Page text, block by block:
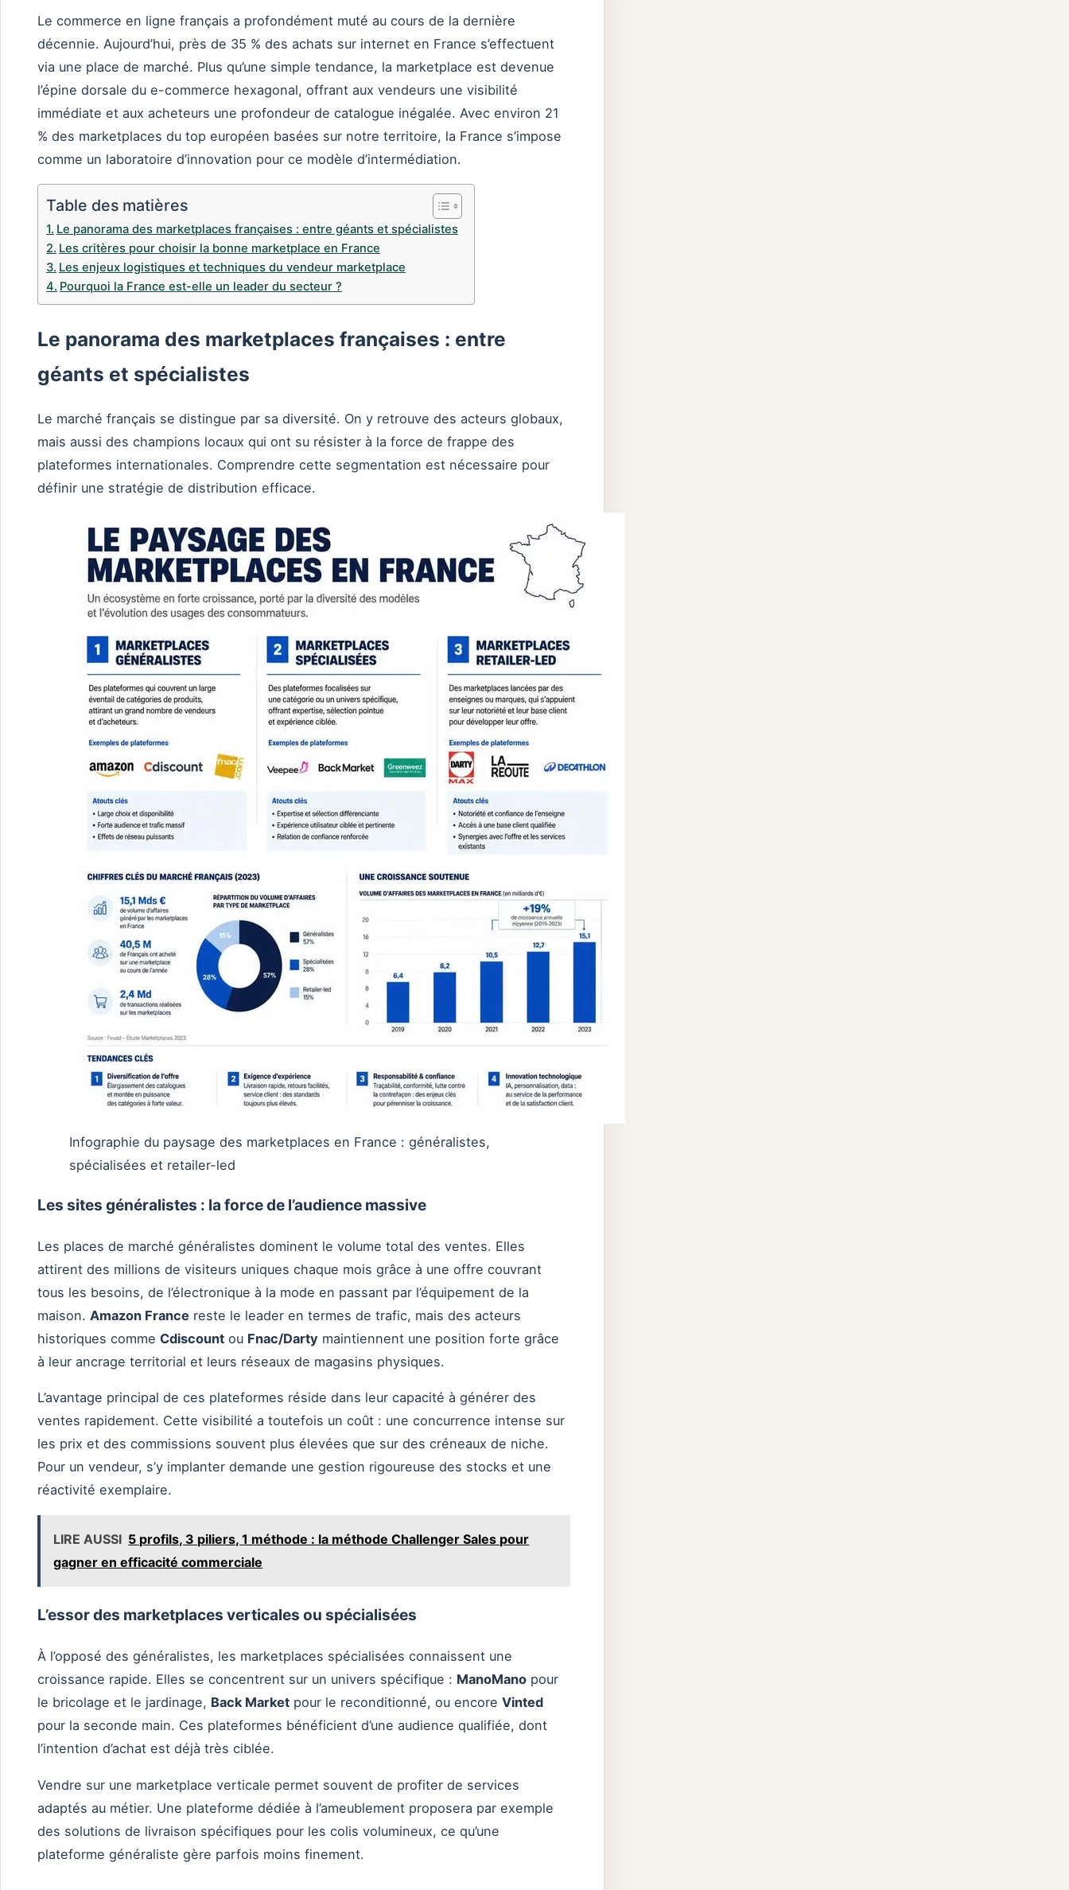
Le commerce en ligne français a profondément muté au cours de la dernière
décennie. Aujourd’hui, près de 35 % des achats sur internet en France s’effectuent
via une place de marché. Plus qu’une simple tendance, la marketplace est devenue
l’épine dorsale du e-commerce hexagonal, offrant aux vendeurs une visibilité
immédiate et aux acheteurs une profondeur de catalogue inégalée. Avec environ 21
% des marketplaces du top européen basées sur notre territoire, la France s’impose
comme un laboratoire d’innovation pour ce modèle d’intermédiation.
Table des matières
Le panorama des marketplaces françaises : entre géants et spécialistes
Les critères pour choisir la bonne marketplace en France
Les enjeux logistiques et techniques du vendeur marketplace
Pourquoi la France est-elle un leader du secteur ?
Le panorama des marketplaces françaises : entre
géants et spécialistes
Le marché français se distingue par sa diversité. On y retrouve des acteurs globaux,
mais aussi des champions locaux qui ont su résister à la force de frappe des
plateformes internationales. Comprendre cette segmentation est nécessaire pour
définir une stratégie de distribution efficace.
Infographie du paysage des marketplaces en France : généralistes,
spécialisées et retailer-led
Les sites généralistes : la force de l’audience massive
Les places de marché généralistes dominent le volume total des ventes. Elles
attirent des millions de visiteurs uniques chaque mois grâce à une offre couvrant
tous les besoins, de l’électronique à la mode en passant par l’équipement de la
maison. Amazon France reste le leader en termes de trafic, mais des acteurs
historiques comme Cdiscount ou Fnac/Darty maintiennent une position forte grâce
à leur ancrage territorial et leurs réseaux de magasins physiques.
L’avantage principal de ces plateformes réside dans leur capacité à générer des
ventes rapidement. Cette visibilité a toutefois un coût : une concurrence intense sur
les prix et des commissions souvent plus élevées que sur des créneaux de niche.
Pour un vendeur, s’y implanter demande une gestion rigoureuse des stocks et une
réactivité exemplaire.
LIRE AUSSI 5 profils, 3 piliers, 1 méthode : la méthode Challenger Sales pour
gagner en efficacité commerciale
L’essor des marketplaces verticales ou spécialisées
À l’opposé des généralistes, les marketplaces spécialisées connaissent une
croissance rapide. Elles se concentrent sur un univers spécifique : ManoMano pour
le bricolage et le jardinage, Back Market pour le reconditionné, ou encore Vinted
pour la seconde main. Ces plateformes bénéficient d’une audience qualifiée, dont
l’intention d’achat est déjà très ciblée.
Vendre sur une marketplace verticale permet souvent de profiter de services
adaptés au métier. Une plateforme dédiée à l’ameublement proposera par exemple
des solutions de livraison spécifiques pour les colis volumineux, ce qu’une
plateforme généraliste gère parfois moins finement.